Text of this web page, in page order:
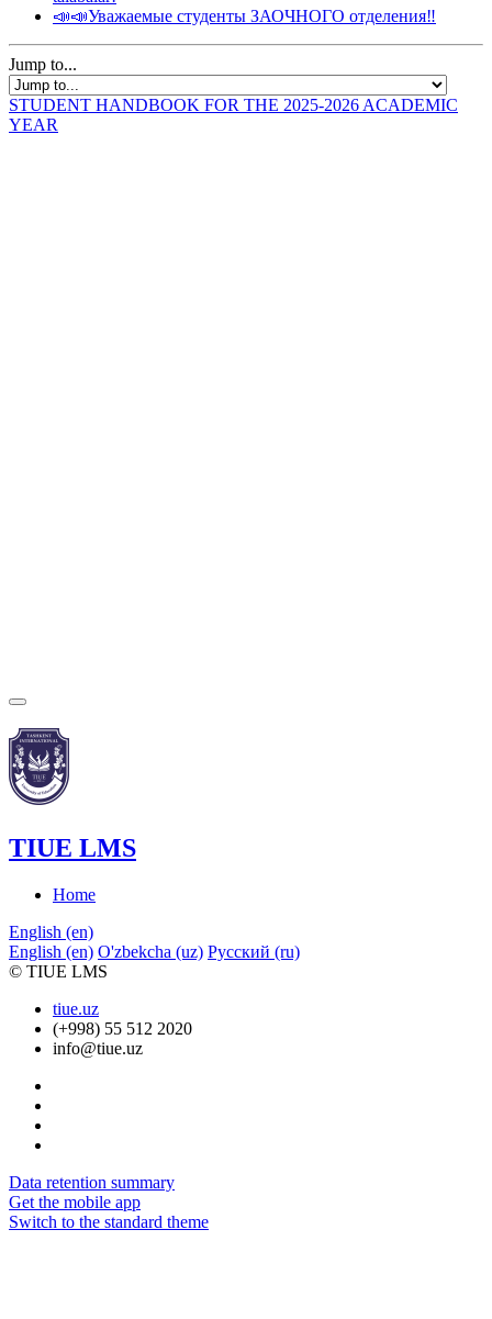
📣📣Уважаемые студенты ЗАОЧНОГО отделения‼️
Jump to...
STUDENT HANDBOOK FOR THE 2025-2026 ACADEMIC
YEAR
TIUE LMS
Home
English ‎(en)‎
English ‎(en)‎ O'zbekcha ‎(uz)‎ Русский ‎(ru)‎
© TIUE LMS
tiue.uz
(+998) 55 512 2020
info@tiue.uz
Data retention summary
Get the mobile app
Switch to the standard theme